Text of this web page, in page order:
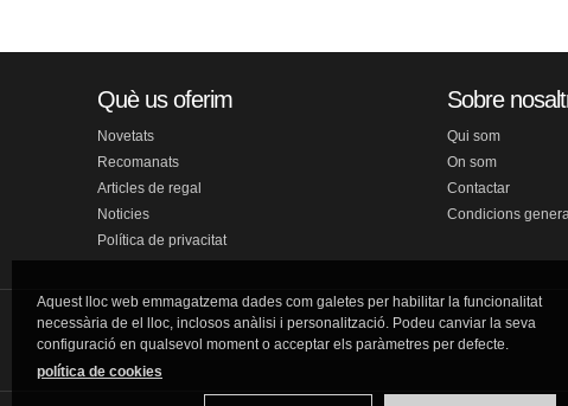
Què us oferim
Novetats
Recomanats
Articles de regal
Noticies
Política de privacitat
Sobre
Qui som
On som
Contactar
Condicions
Aquest lloc web emmagatzema dades com galetes per habilitar la funcionalitat
necessària de el lloc, inclosos anàlisi i personalització. Podeu canviar la seva
configuració en qualsevol moment o acceptar els paràmetres per defecte.
política de cookies